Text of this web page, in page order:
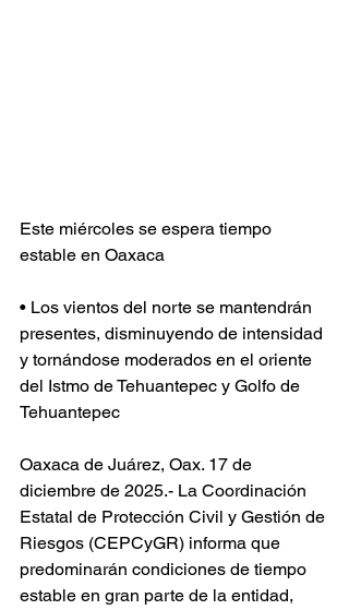
Este miércoles se espera tiempo
estable en Oaxaca
• Los vientos del norte se mantendrán
presentes, disminuyendo de intensidad
y tornándose moderados en el oriente
del Istmo de Tehuantepec y Golfo de
Tehuantepec
Oaxaca de Juárez, Oax. 17 de
diciembre de 2025.- La Coordinación
Estatal de Protección Civil y Gestión de
Riesgos (CEPCyGR) informa que
predominarán condiciones de tiempo
estable en gran parte de la entidad,